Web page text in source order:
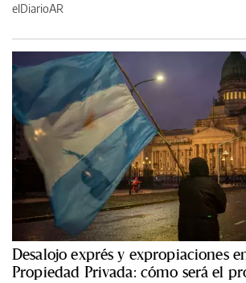
elDiarioAR
Desalojo exprés y expropiaciones
Propiedad Privada: cómo será el